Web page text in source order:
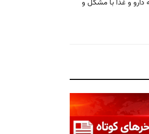
دارو و غذا با مشکل و